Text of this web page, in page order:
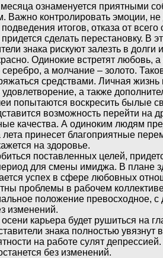
ознаменуется приятными
Важно контролировать эмоции,
итогов, отказа от всего
сделать перестановку. В
знака рискуют залезть в
Одинокие встретят любовь,
а молчание – золото.
средствами. Личная
а также
попытаются воскресить былые
возможность перейти на
качества. А одиноким людям
принесет благоприятные
на здоровье.
поставленных целей,
для смены имиджа. В плане
успех в сфере любовных
проблемы в рабочем
положение превосходное,
изменений.
карьера будет рушиться на
знака полностью
на работе сулят
без изменений.